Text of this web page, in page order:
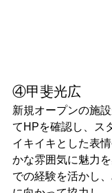
④甲斐光広
新規オープンの施
てHPを確認し、ス
イキイキとした表
かな雰囲気に魅力
での経験を活かし